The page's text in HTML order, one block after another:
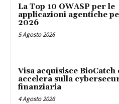
La Top 10 OWASP per le
applicazioni agentiche
2026
5 Agosto 2026
Visa acquisisce BioCatch
accelera sulla
finanziaria
4 Agosto 2026